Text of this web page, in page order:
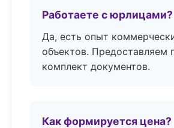
Работаете с юрлицами?
Да, есть опыт
объектов. Предоставляем
комплект документов.
Как формируется цена?